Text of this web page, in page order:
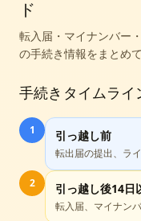
ド
転入届・マイナンバー
の手続き情報をまとめて
手続きタイムライ
1 引っ越し前
転出届の提出、ラ
2 引っ越し後14日
転入届、マイナン